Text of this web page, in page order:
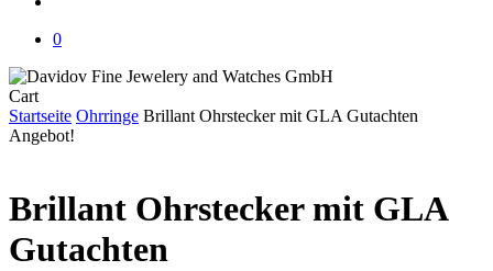
0
CartClose
Cart
Startseite Ohrringe Brillant Ohrstecker mit GLA Gutachten
Angebot!
Brillant Ohrstecker mit GLA
Gutachten